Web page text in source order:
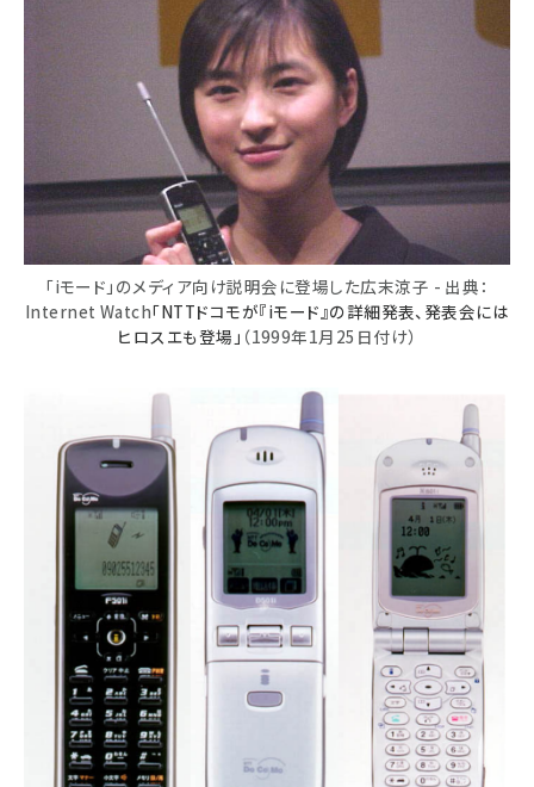
「iモード」のメディア向け説明会に登場した広末涼子 - 出典：
Internet Watch「NTTドコモが『iモード』の詳細発表、発表会には
ヒロスエも登場」 （1999年1月25日付け）